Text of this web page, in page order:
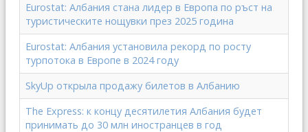
Eurostat: Албания стана лидер в Европа по ръст на
туристическите нощувки през 2025 година
Eurostat: Албания установила рекорд по росту
турпотока в Европе в 2024 году
SkyUp открыла продажу билетов в Албанию
The Express: к концу десятилетия Албания будет
принимать до 30 млн иностранцев в год